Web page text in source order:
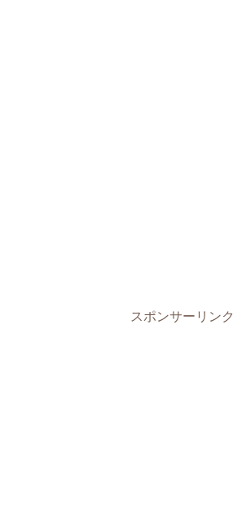
スポンサーリンク